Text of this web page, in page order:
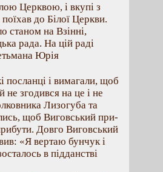
Церквою, і вкупі з
до Білої Церкви.
станом на Взінні,
рада. На цій раді
Юрія
посланці і вимагали, щоб
не згодився на це і не
Лизогуба та
щоб Виговський при-
Довго Виговський
«Я вертаю бунчук і
в підданстві